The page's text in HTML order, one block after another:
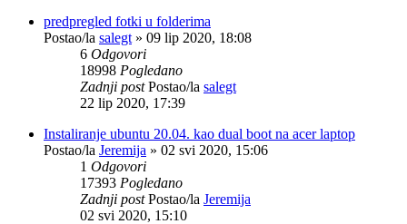
predpregled fotki u folderima
Postao/la salegt » 09 lip 2020, 18:08
6 Odgovori
18998 Pogledano
Zadnji postPostao/la salegt
22 lip 2020, 17:39
Instaliranje ubuntu 20.04. kao dual boot na acer laptop
Postao/la Jeremija » 02 svi 2020, 15:06
1 Odgovori
17393 Pogledano
Zadnji postPostao/la Jeremija
02 svi 2020, 15:10